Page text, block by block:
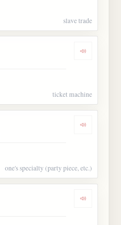
slave trade
Dengarkan
ticket machine
Dengarkan
one's specialty (party piece, etc.)
Dengarkan